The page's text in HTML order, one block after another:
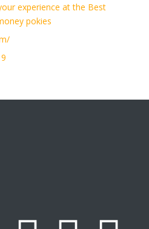
experience at the Best
pokies